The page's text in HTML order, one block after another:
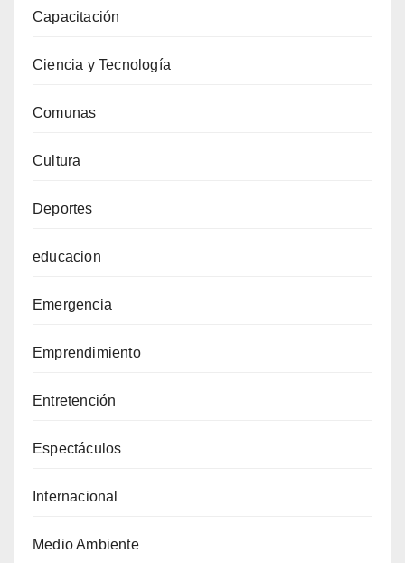
Capacitación
Ciencia y Tecnología
Comunas
Cultura
Deportes
educacion
Emergencia
Emprendimiento
Entretención
Espectáculos
Internacional
Medio Ambiente